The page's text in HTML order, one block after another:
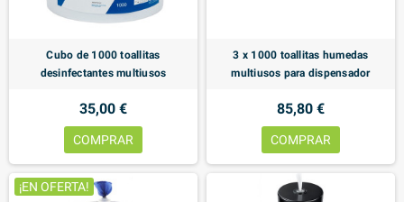
Cubo de 1000 toallitas
desinfectantes multiusos
35,00 €
COMPRAR
3 x 1000 toallitas humedas
multiusos para dispensador
85,80 €
COMPRAR
¡EN OFERTA!